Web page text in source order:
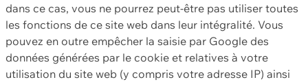
dans ce cas, vous ne pourrez peut-être pas utiliser toutes
les fonctions de ce site web dans leur intégralité. Vous
pouvez en outre empêcher la saisie par Google des
données générées par le cookie et relatives à votre
utilisation du site web (y compris votre adresse IP) ainsi